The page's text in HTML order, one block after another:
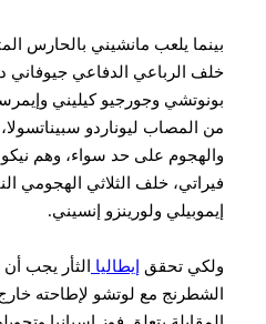
يلعب مانشيني بالحارس المتألق
الرباعي الدفاعي جيوفاني دي لورينزو
وجورجيو كيليني وإيمرسون
ليوناردو سبيناتسولا، أمامهم
على حد سواء، وهم نيكولو باريلا
خلف الثلاثي الهجومي الناري
ولورينزو إنسيني.
تحققإيطالياالثأر يجب أن يجيد
مع لوتشو لإطاحته خارج